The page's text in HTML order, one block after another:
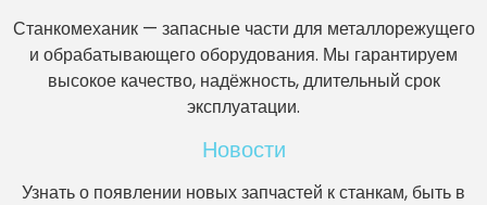
Станкомеханик — запасные части для металлорежущего
и обрабатывающего оборудования. Мы гарантируем
высокое качество, надёжность, длительный срок
эксплуатации.
Новости
Узнать о появлении новых запчастей к станкам, быть в